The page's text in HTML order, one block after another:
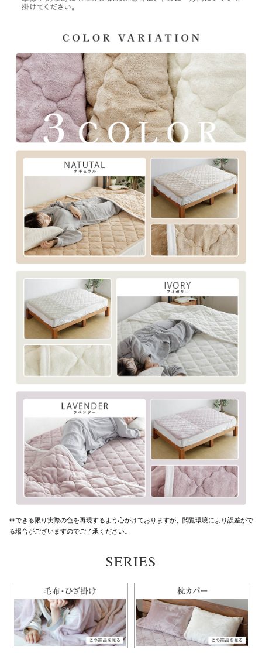
※できる限り実際の色を再現するよう心がけておりますが、 閲覧環境により誤差がで
る場合がございますのでご了承ください。
SERIES